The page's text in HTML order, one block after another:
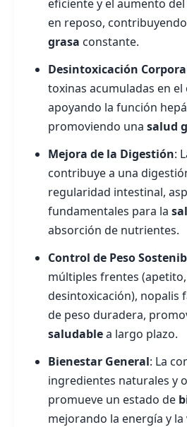
eficiente y el aumento
en reposo,
grasa constante.
Desintoxicación
toxinas acumuladas en
apoyando la función
promoviendo una salud
Mejora de la Digestión:
contribuye a una
regularidad intestinal,
fundamentales para la
absorción de nutrientes.
Control de Peso
múltiples frentes
desintoxicación), nopalis
de peso duradera,
saludablea largo plazo.
Bienestar General: La
ingredientes naturales y
promueve un estado de
mejorando la energía y la